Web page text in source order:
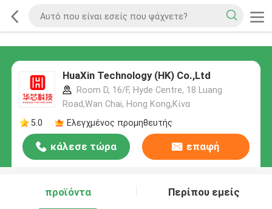
HuaXin Technology (HK) Co.,Ltd
Room D, 16/F, Hyde Centre, 18 Luang
Road,Wan Chai, Hong Kong,Κίνα
5.0
Ελεγχμένος προμηθευτής
κάλεσε τώρα επαφή
προϊόντα Περίπου εμείς